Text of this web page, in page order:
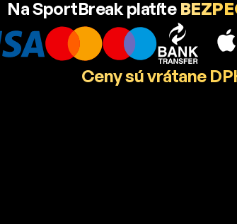
Na SportBreak platíte
Ceny sú vrátane